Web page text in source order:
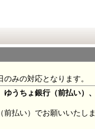
みの対応となります。
うちょ銀行（前払い）、
払い）でお願いいたしま